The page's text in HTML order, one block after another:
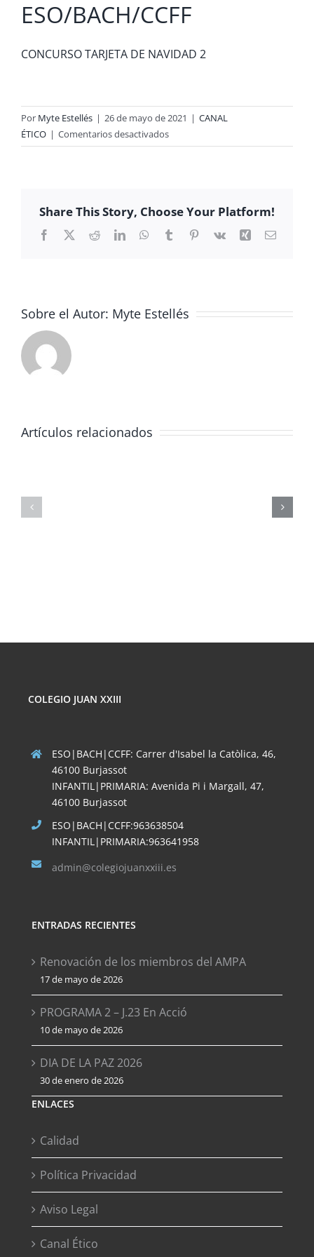
ESO/BACH/CCFF
CONCURSO TARJETA DE NAVIDAD 2
Por Myte Estellés | 26 de mayo de 2021 | CANAL
ÉTICO | Comentarios desactivadosen
CONCURSO
–
ESO/BACH/CCFF
Share This Story, Choose Your Platform!
Facebook
X RedditLinkedInWhatsApp
TumblrPinterest
Vk Xing Correo
Sobre el Autor: Myte Estellés
Artículos relacionados
COLEGIO JUAN XXIII
ESO|BACH|CCFF: Carrer d'Isabel la Catòlica, 46,
46100 Burjassot
INFANTIL|PRIMARIA: Avenida Pi i Margall, 47,
46100 Burjassot
ESO|BACH|CCFF:963638504
INFANTIL|PRIMARIA:963641958
admin@colegiojuanxxiii.es
ENTRADAS RECIENTES
Renovación de los miembros del AMPA
17 de mayo de 2026
PROGRAMA 2 – J.23 En Acció
10 de mayo de 2026
DIA DE LA PAZ 2026
30 de enero de 2026
ENLACES
Calidad
Política Privacidad
Aviso Legal
Canal Ético